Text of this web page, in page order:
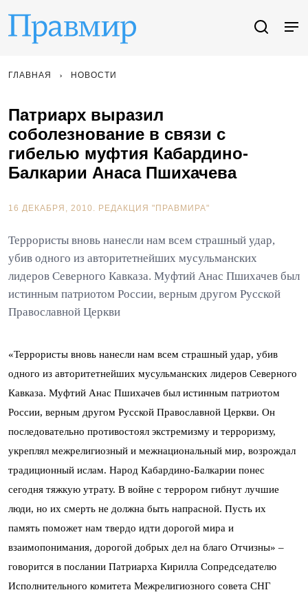
ГЛАВНАЯ НОВОСТИ
Патриарх выразил
соболезнование в связи с
гибелью муфтия Кабардино-
Балкарии Анаса Пшихачева
16 ДЕКАБРЯ, 2010. РЕДАКЦИЯ "ПРАВМИРА"
Террористы вновь нанесли нам всем страшный удар,
убив одного из авторитетнейших мусульманских
лидеров Северного Кавказа. Муфтий Анас Пшихачев был
истинным патриотом России, верным другом Русской
Православной Церкви
«Террористы вновь нанесли нам всем страшный удар, убив
одного из авторитетнейших мусульманских лидеров Северного
Кавказа. Муфтий Анас Пшихачев был истинным патриотом
России, верным другом Русской Православной Церкви. Он
последовательно противостоял экстремизму и терроризму,
укреплял межрелигиозный и межнациональный мир, возрождал
традиционный ислам. Народ Кабардино-Балкарии понес
сегодня тяжкую утрату. В войне с террором гибнут лучшие
люди, но их смерть не должна быть напрасной. Пусть их
память поможет нам твердо идти дорогой мира и
взаимопонимания, дорогой добрых дел на благо Отчизны» –
говорится в послании Патриарха Кирилла Сопредседателю
Исполнительного комитета Межрелигиозного совета СНГ